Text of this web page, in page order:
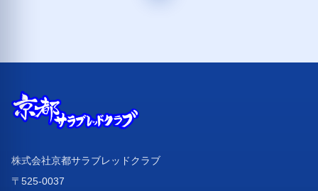
株式会社京都サラブレッドクラブ
〒525-0037